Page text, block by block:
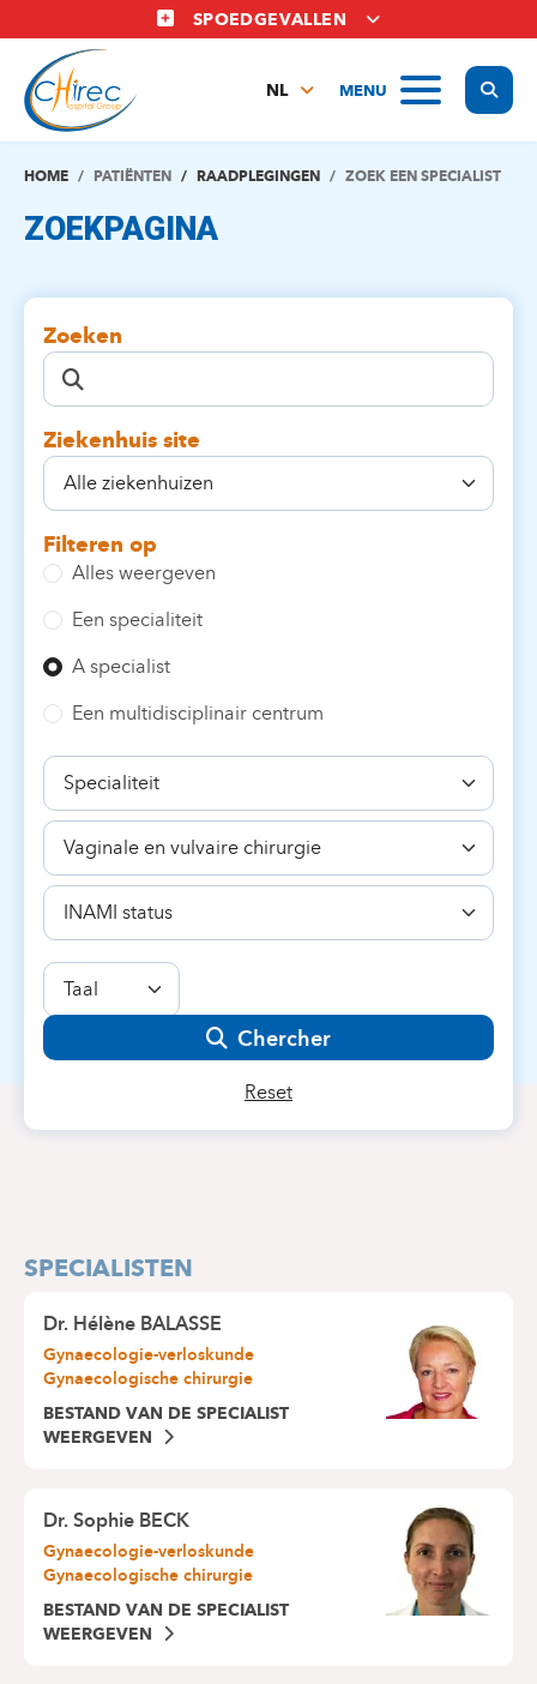
en
naar
inhoud
gaan
SPOEDGEVALLEN
MENU
NL
EN
HOME PATIËNTEN RAADPLEGINGEN ZOEK EEN SPECIALIST
ZOEKPAGINA
Zoeken
Ziekenhuis site
Filteren op
Alles weergeven
Een specialiteit
A specialist
Een multidisciplinair centrum
Specialiteit
Bekwaamheid
INAMI
status
Taal
Chercher
Reset
SPECIALISTEN
Dr.Hélène BALASSE
Gynaecologie-verloskunde
Gynaecologische chirurgie
BESTAND VAN DE SPECIALIST
WEERGEVEN
Dr.Sophie BECK
Gynaecologie-verloskunde
Gynaecologische chirurgie
BESTAND VAN DE SPECIALIST
WEERGEVEN